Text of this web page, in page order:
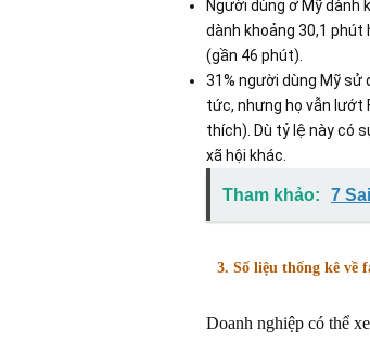
Người dùng ở Mỹ dành
dành khoảng 30,1
(gần 46 phút).
31% người dùng Mỹ
tức, nhưng họ vẫn lướt
thích). Dù tỷ lệ này có
xã hội khác.
Tham khảo: 7
3. Số liệu thống kê về
Doanh nghiệp có thể